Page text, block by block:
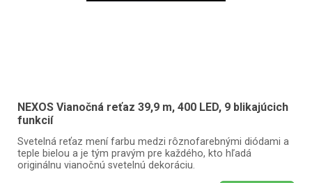
NEXOS Vianočná reťaz 39,9 m, 400 LED, 9 blikajúcich
funkcií
Svetelná reťaz mení farbu medzi rôznofarebnými diódami a
teple bielou a je tým pravým pre každého, kto hľadá
originálnu vianočnú svetelnú dekoráciu.